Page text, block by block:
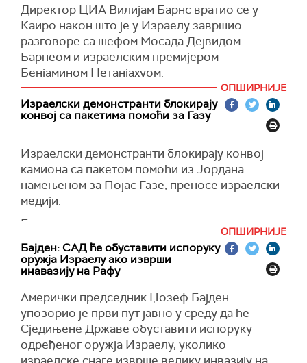
материјална штета, пренела је Ал џазира
Израел изводи нападе против иранских мета у
Сирији годинама, али је појачао такве нападе
након почетка рата у Појасу Газе.
У израелском нападу 1. априла на иранску
амбасаду у Дамаску погинуо је високи
командант Корпуса иранске револуционарне
изазвало први директан напад Ирана на
израелску територију 13. априла са око 300
дронова и ракета.
(Al Jazeera, Sana
Директор ЦИА Вилијам Барнс вратио се у
Каиро након што је у Израелу завршио
разговоре са шефом Мосада Дејвидом
Барнеом и израелским премијером
Бенјамином Нетанјахуом.
У египатској престоници у току су преговори
о прекиду ватре у Појасу Газе.
Дохи, Јерусалиму и Каиру у покушају да
подстакне договор о примирју.
Званичник Хамаса Изат ал Ришек тврди да
Израел користи преговоре о прекиду ватре
као параван за инвазију на Рафу на југу Појаса
Газе и заузимање тог прелаза са Египтом.
(Reuters)
ОПШИРНИЈЕ
Израелски демонстранти блокирају
конвој са пакетима помоћи за Газу
Израелски демонстранти блокирају конвој
камиона са пакетом помоћи из Јордана
намењеном за Појас Газе, преносе израелски
медији.
Блокаде су организоване на више пунктова.
(Times of Israel)
ОПШИРНИЈЕ
Бајден: САД ће обуставити испоруку
оружја Израелу ако изврши
инавазију на Рафу
Амерички председник Џозеф Бајден
упозорио је први пут јавно у среду да ће
Сједињене Државе обуставити испоруку
одређеног оружја Израелу, уколико